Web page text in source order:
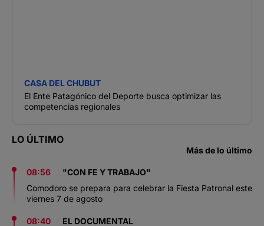
CASA DEL CHUBUT
El Ente Patagónico del Deporte busca optimizar las
competencias regionales
LO ÚLTIMO
Más de lo último
08:56
"CON FE Y TRABAJO"
Comodoro se prepara para celebrar la Fiesta Patronal este
viernes 7 de agosto
08:40
EL DOCUMENTAL